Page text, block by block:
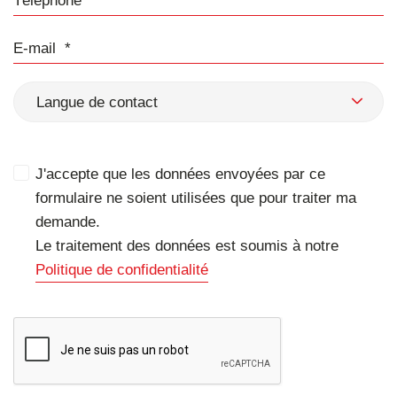
E-mail
Langue de contact
J'accepte que les données envoyées par ce
formulaire ne soient utilisées que pour traiter ma
demande.
Le traitement des données est soumis à notre
Politique de confidentialité